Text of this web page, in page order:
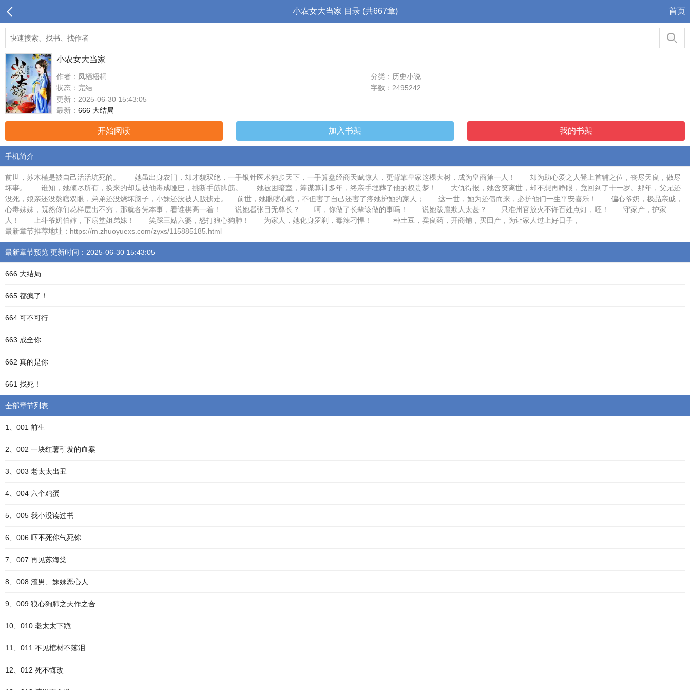
小农女大当家 目录 (共667章) 首页
小农女大当家
作者：凤栖梧桐
分类：历史小说
状态：完结
字数：2495242
更新：2025-06-30 15:43:05
最新： 666 大结局
开始阅读 加入书架 我的书架
手机简介
前世，苏木槿是被自己活活坑死的。 她虽出身农门，却才貌双绝，一手银针医术独步天下，一手算盘经商天赋惊人，更背靠皇家这棵大树，成为皇商第一人！ 却为助心爱之人登上首辅之位，丧尽天良，做尽
坏事。 谁知，她倾尽所有，换来的却是被他毒成哑巴，挑断手筋脚筋。 她被困暗室，筹谋算计多年，终亲手埋葬了他的权贵梦！ 大仇得报，她含笑离世，却不想再睁眼，竟回到了十一岁。那年，父兄还
没死，娘亲还没熬瞎双眼，弟弟还没烧坏脑子，小妹还没被人贩掳走。 前世，她眼瞎心瞎，不但害了自己还害了疼她护她的家人； 这一世，她为还债而来，必护他们一生平安喜乐！ 偏心爷奶，极品亲戚，
心毒妹妹，既然你们花样层出不穷，那就各凭本事，看谁棋高一着！ 说她嚣张目无尊长？ 呵，你做了长辈该做的事吗！ 说她跋扈欺人太甚？ 只准州官放火不许百姓点灯，呸！ 守家产，护家
人！ 上斗爷奶伯婶，下扇堂姐弟妹！ 笑踩三姑六婆，怒打狼心狗肺！ 为家人，她化身罗刹，毒辣刁悍！ 种土豆，卖良药，开商铺，买田产，为让家人过上好日子，
最新章节推荐地址：https://m.zhuoyuexs.com/zyxs/115885185.html
最新章节预览 更新时间：2025-06-30 15:43:05
666 大结局
665 都疯了！
664 可不可行
663 成全你
662 真的是你
661 找死！
全部章节列表
1、001 前生
2、002 一块红薯引发的血案
3、003 老太太出丑
4、004 六个鸡蛋
5、005 我小没读过书
6、006 吓不死你气死你
7、007 再见苏海棠
8、008 渣男、妹妹恶心人
9、009 狼心狗肺之天作之合
10、010 老太太下跪
11、011 不见棺材不落泪
12、012 死不悔改